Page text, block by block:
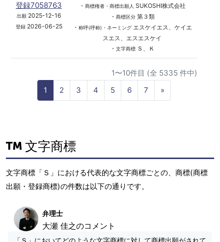
登録7058763
出願2025-12-16
登録2026-06-25
・ 商標権者・商標出願人 SUKOSHI株式会社
・ 商標区分第３類
・ 称呼(呼称)・ネーミングエスケイエス、ケイエ
スエス、エスエスケイ
・ 文字商標Ｓ、Ｋ
1〜10件目 (全 5335 件中)
1
2 3 4 5 6 7 »
e
文字商標
文字商標「Ｓ」における代表的な文字商標ごとの、商標(商標
出願・登録商標)の件数は以下の通りです。
弁理士
大瀬 佳之のコメント